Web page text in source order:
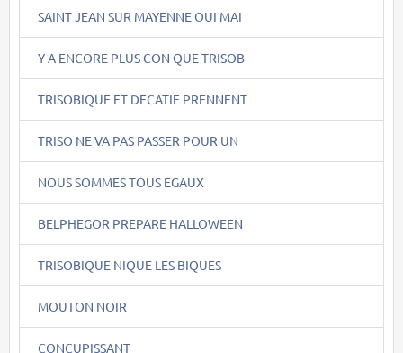
SAINT JEAN SUR MAYENNE OUI MAI
Y A ENCORE PLUS CON QUE TRISOB
TRISOBIQUE ET DECATIE PRENNENT
TRISO NE VA PAS PASSER POUR UN
NOUS SOMMES TOUS EGAUX
BELPHEGOR PREPARE HALLOWEEN
TRISOBIQUE NIQUE LES BIQUES
MOUTON NOIR
CONCUPISSANT